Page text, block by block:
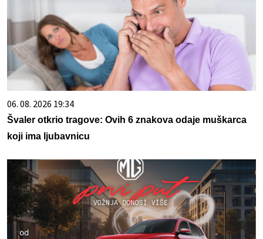
06. 08. 2026 19:34
Švaler otkrio tragove: Ovih 6 znakova odaje muškarca
koji ima ljubavnicu